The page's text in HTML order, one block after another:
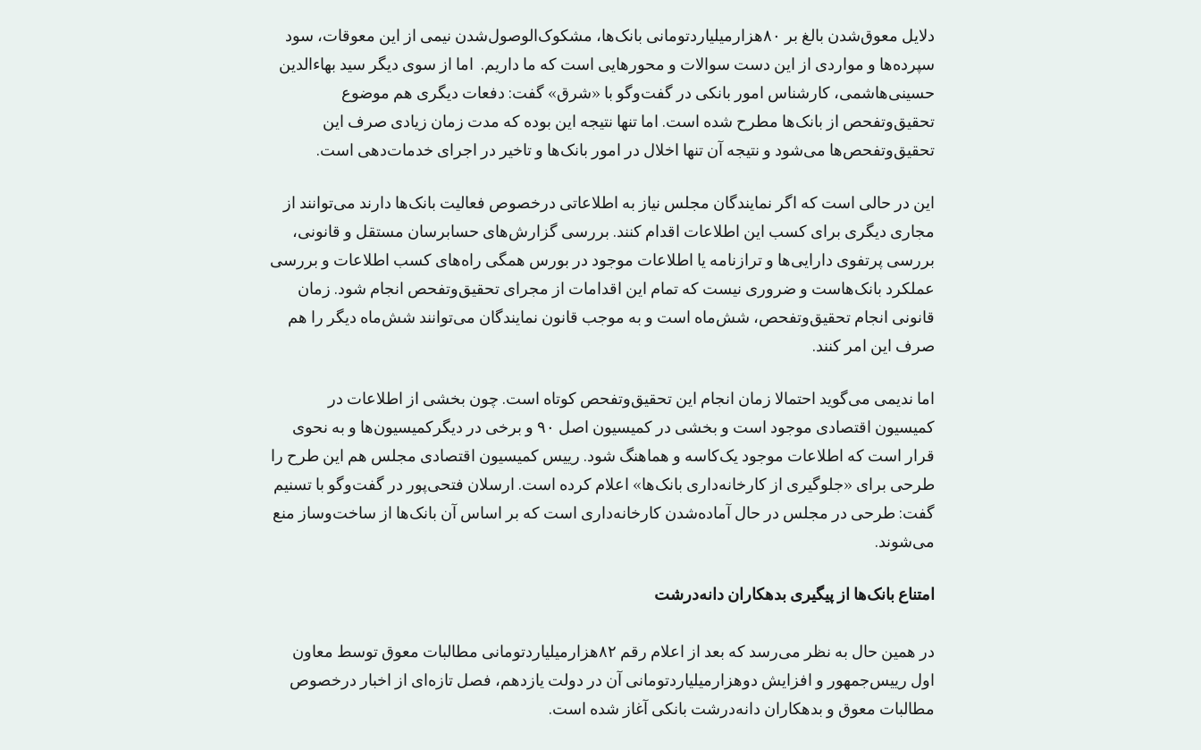
دلایل معوق‌شدن بالغ بر ۸۰هزارمیلیاردتومانی بانک‌ها، مشکوک‌الوصول‌شدن نیمی از این معوقات، سود
سپرده‌ها و مواردی از این دست سوالات و محورهایی است که ما داریم. اما از سوی دیگر سید بهاءالدین
حسینی‌هاشمی، کارشناس امور بانکی در گفت‌وگو با «شرق» گفت: دفعات دیگری هم موضوع
تحقیق‌وتفحص از بانک‌ها مطرح شده است. اما تنها نتیجه این بوده که مدت زمان زیادی صرف این
تحقیق‌وتفحص‌ها می‌شود و نتیجه آن تنها اخلال در امور بانک‌ها و تاخیر در اجرای خدمات‌دهی است.
این در حالی است که اگر نمایندگان مجلس نیاز به اطلاعاتی درخصوص فعالیت بانک‌ها دارند می‌توانند از
مجاری دیگری برای کسب این اطلاعات اقدام کنند. بررسی گزارش‌های حسابرسان مستقل و قانونی،
بررسی پرتفوی دارایی‌ها و ترازنامه یا اطلاعات موجود در بورس همگی راه‌های کسب اطلاعات و بررسی
عملکرد بانک‌هاست و ضروری نیست که تمام این اقدامات از مجرای تحقیق‌وتفحص انجام شود. زمان
قانونی انجام تحقیق‌وتفحص، شش‌ماه است و به موجب قانون نمایندگان می‌توانند شش‌ماه دیگر را هم
صرف این امر کنند.
اما ندیمی می‌گوید احتمالا زمان انجام این تحقیق‌وتفحص کوتاه است. چون بخشی از اطلاعات در
کمیسیون اقتصادی موجود است و بخشی در کمیسیون اصل ۹۰ و برخی در دیگرکمیسیون‌ها و به نحوی
قرار است که اطلاعات موجود یک‌کاسه و هماهنگ شود. رییس کمیسیون اقتصادی مجلس هم این طرح را
طرحی برای «جلوگیری از کارخانه‌داری بانک‌ها» اعلام کرده است. ارسلان فتحی‌پور در گفت‌وگو با تسنیم
گفت: طرحی در مجلس در حال آماده‌شدن کارخانه‌داری است که بر اساس آن بانک‌ها از ساخت‌وساز منع
می‌شوند.
امتناع‌ بانک‌ها‌ از پیگیری‌ بدهکاران‌ دانه‌درشت
در همین حال به نظر می‌رسد که بعد از اعلام رقم ۸۲هزارمیلیاردتومانی مطالبات معوق توسط معاون
اول رییس‌جمهور و افزایش دوهزارمیلیاردتومانی آن در دولت یازدهم، فصل تازه‌ای از اخبار درخصوص
مطالبات معوق و بدهکاران دانه‌درشت بانکی آغاز شده است.